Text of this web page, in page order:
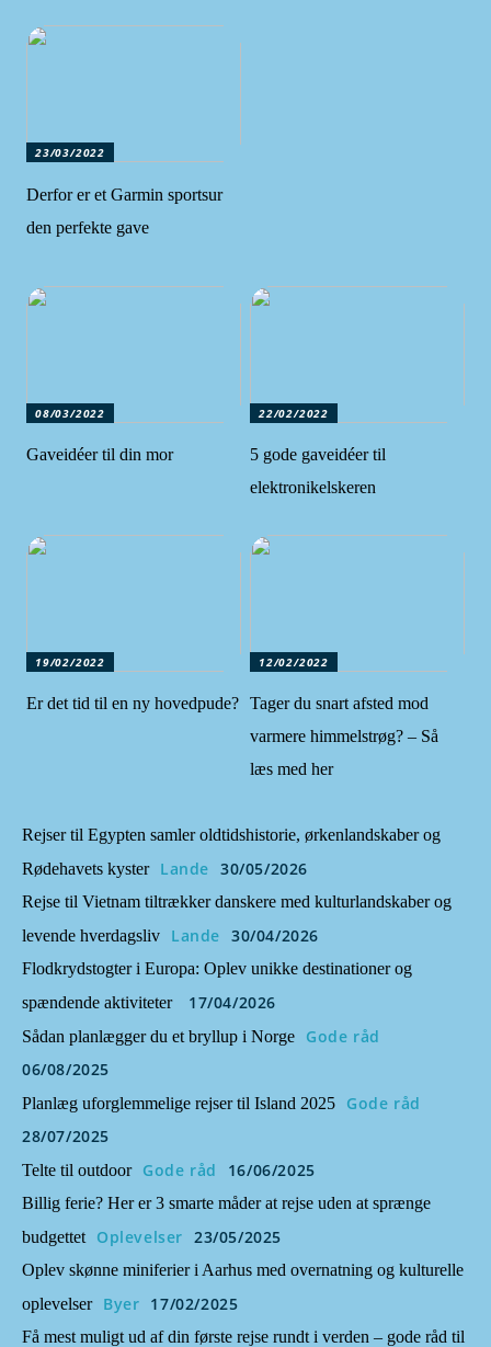
23/03/2022
Derfor er et Garmin sportsur
den perfekte gave
08/03/2022
Gaveidéer til din mor
22/02/2022
5 gode gaveidéer til
elektronikelskeren
19/02/2022
Er det tid til en ny hovedpude?
12/02/2022
Tager du snart afsted mod
varmere himmelstrøg? – Så
læs med her
Rejser til Egypten samler oldtidshistorie, ørkenlandskaber og
Rødehavets kyster
Lande 30/05/2026
Rejse til Vietnam tiltrækker danskere med kulturlandskaber og
levende hverdagsliv
Lande 30/04/2026
Flodkrydstogter i Europa: Oplev unikke destinationer og
spændende aktiviteter
17/04/2026
Sådan planlægger du et bryllup i Norge
Gode råd
06/08/2025
Planlæg uforglemmelige rejser til Island 2025
Gode råd
28/07/2025
Telte til outdoor Gode råd 16/06/2025
Billig ferie? Her er 3 smarte måder at rejse uden at sprænge
budgettet
Oplevelser 23/05/2025
Oplev skønne miniferier i Aarhus med overnatning og kulturelle
oplevelser
Byer 17/02/2025
Få mest muligt ud af din første rejse rundt i verden – gode råd til